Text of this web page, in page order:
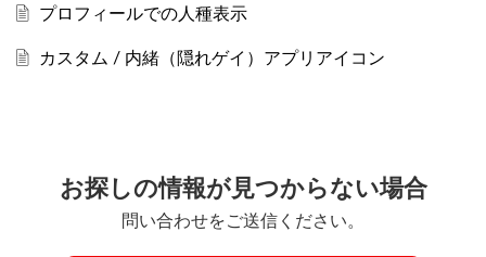
プロフィールでの人種表示
カスタム / 内緒（隠れゲイ）アプリアイコン
お探しの情報が見つからない場合
問い合わせをご送信ください。